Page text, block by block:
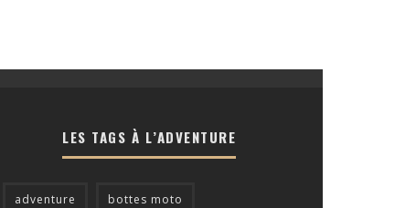
LES TAGS À L’ADVENTURE
adventure bottes moto